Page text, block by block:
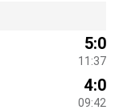
5:0
11:37
4:0
09:42